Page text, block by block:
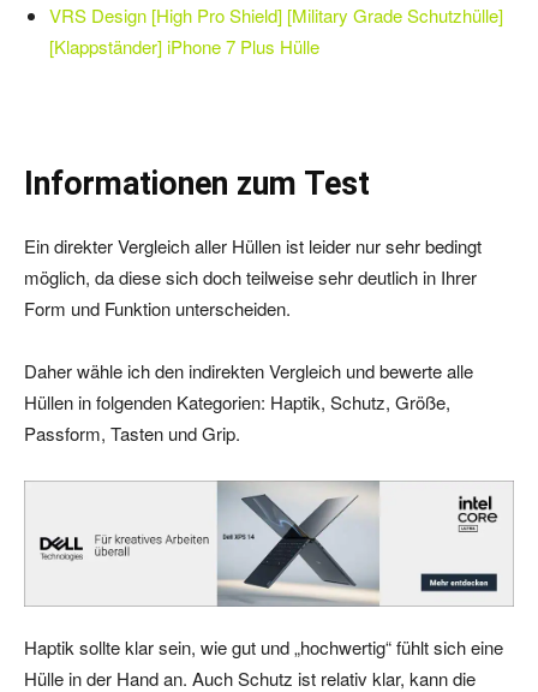
VRS Design [High Pro Shield] [Military Grade Schutzhülle]
[Klappständer] iPhone 7 Plus Hülle
Informationen zum Test
Ein direkter Vergleich aller Hüllen ist leider nur sehr bedingt
möglich, da diese sich doch teilweise sehr deutlich in Ihrer
Form und Funktion unterscheiden.
Daher wähle ich den indirekten Vergleich und bewerte alle
Hüllen in folgenden Kategorien: Haptik, Schutz, Größe,
Passform, Tasten und Grip.
Haptik sollte klar sein, wie gut und „hochwertig“ fühlt sich eine
Hülle in der Hand an. Auch Schutz ist relativ klar, kann die